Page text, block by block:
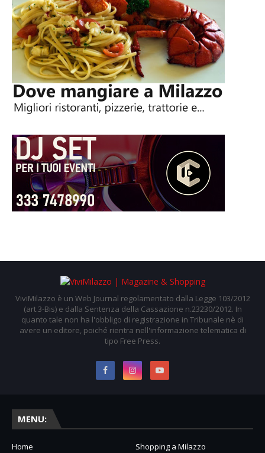
ViviMilazzo è un Web Journal regolamentato dalla Legge 103/2012
(art.3-Bis) e dalla Sentenza della Cassazione n.23230/2012. In
quanto tale non ha l'obbligo di registrazione in Tribunale nè di
avere un editore, poiché rientra nell'informazione telematica di
tipo Free Press.
MENU:
Home
Shopping a Milazzo